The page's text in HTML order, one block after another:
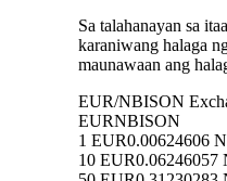
Sa talahanayan sa
karaniwang halaga
maunawaan ang
EUR/NBISON
EURNBISON
1 EUR0.00624606
10 EUR0.06246057